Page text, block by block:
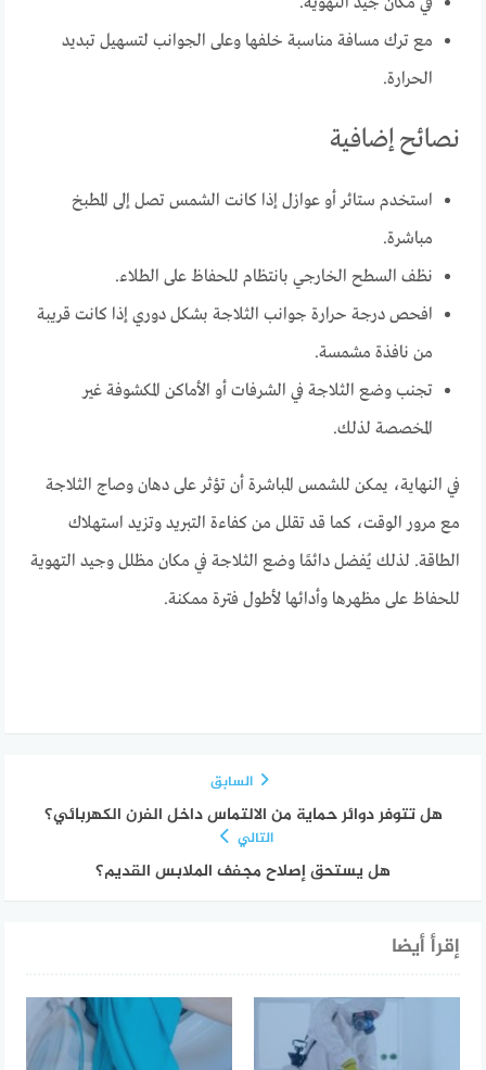
مع ترك مسافة مناسبة خلفها وعلى الجوانب لتسهيل تبديد
الحرارة.
نصائح إضافية
استخدم ستائر أو عوازل إذا كانت الشمس تصل إلى المطبخ
مباشرة.
نظف السطح الخارجي بانتظام للحفاظ على الطلاء.
افحص درجة حرارة جوانب الثلاجة بشكل دوري إذا كانت قريبة
من نافذة مشمسة.
تجنب وضع الثلاجة في الشرفات أو الأماكن المكشوفة غير
المخصصة لذلك.
في النهاية، يمكن للشمس المباشرة أن تؤثر على دهان وصاج الثلاجة
مع مرور الوقت، كما قد تقلل من كفاءة التبريد وتزيد استهلاك
الطاقة. لذلك يُفضل دائمًا وضع الثلاجة في مكان مظلل وجيد التهوية
للحفاظ على مظهرها وأدائها لأطول فترة ممكنة.
السابق
هل تتوفر دوائر حماية من الالتماس داخل الفرن الكهربائي؟
التالي
هل يستحق إصلاح مجفف الملابس القديم؟
إقرأ أيضا